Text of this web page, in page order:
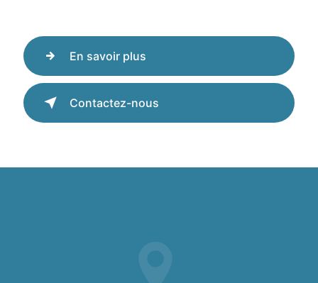
En savoir plus
Contactez-nous